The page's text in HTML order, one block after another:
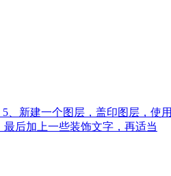
、新建一个图层，盖印图层，使用
后加上一些装饰文字，再适当